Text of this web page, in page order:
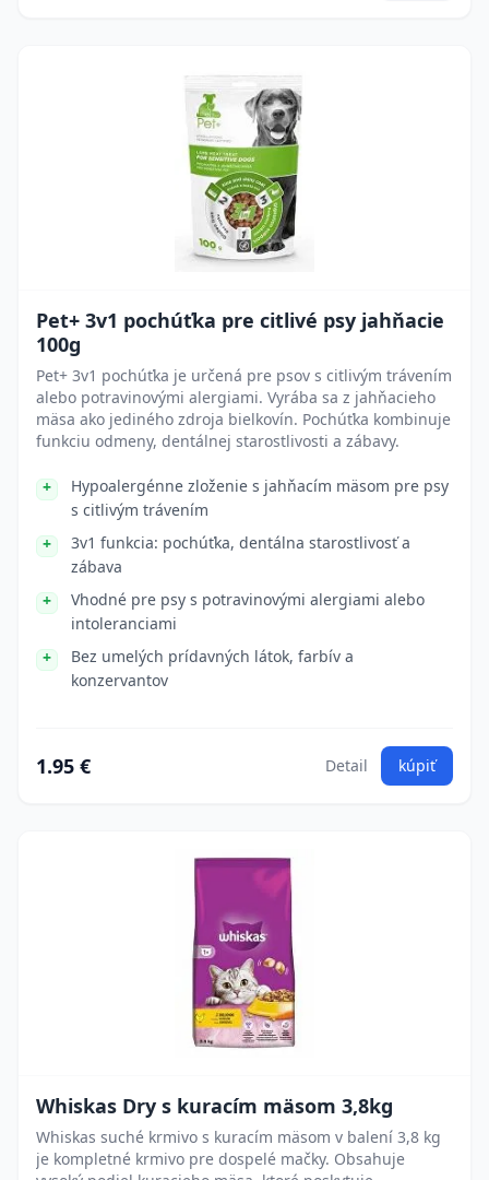
Pet+ 3v1 pochúťka pre citlivé psy jahňacie
100g
Pet+ 3v1 pochúťka je určená pre psov s citlivým trávením
alebo potravinovými alergiami. Vyrába sa z jahňacieho
mäsa ako jediného zdroja bielkovín. Pochúťka kombinuje
funkciu odmeny, dentálnej starostlivosti a zábavy.
Hypoalergénne zloženie s jahňacím mäsom pre psy
s citlivým trávením
3v1 funkcia: pochúťka, dentálna starostlivosť a
zábava
Vhodné pre psy s potravinovými alergiami alebo
intoleranciami
Bez umelých prídavných látok, farbív a
konzervantov
1.95 € Detail kúpiť
Whiskas Dry s kuracím mäsom 3,8kg
Whiskas suché krmivo s kuracím mäsom v balení 3,8 kg
je kompletné krmivo pre dospelé mačky. Obsahuje